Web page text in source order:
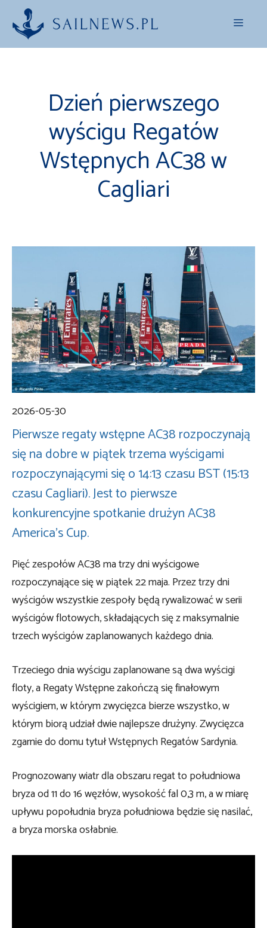
Przejdź
treści
Menu
Dzień pierwszego
wyścigu Regatów
Wstępnych AC38 w
Cagliari
2026-05-30
Pierwsze regaty wstępne AC38 rozpoczynają
się na dobre w piątek trzema wyścigami
rozpoczynającymi się o 14:13 czasu BST (15:13
czasu Cagliari). Jest to pierwsze
konkurencyjne spotkanie drużyn AC38
America’s Cup.
Pięć zespołów AC38 ma trzy dni wyścigowe
rozpoczynające się w piątek 22 maja. Przez trzy dni
wyścigów wszystkie zespoły będą rywalizować w serii
wyścigów flotowych, składających się z maksymalnie
trzech wyścigów zaplanowanych każdego dnia.
Trzeciego dnia wyścigu zaplanowane są dwa wyścigi
floty, a Regaty Wstępne zakończą się finałowym
wyścigiem, w którym zwycięzca bierze wszystko, w
którym biorą udział dwie najlepsze drużyny. Zwycięzca
zgarnie do domu tytuł Wstępnych Regatów Sardynia.
Prognozowany wiatr dla obszaru regat to południowa
bryza od 11 do 16 węzłów, wysokość fal 0,3 m, a w miarę
upływu popołudnia bryza południowa będzie się nasilać,
a bryza morska osłabnie.